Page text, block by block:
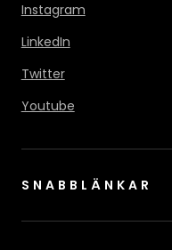
Instagram
LinkedIn
Twitter
Youtube
SNABBLÄNKAR